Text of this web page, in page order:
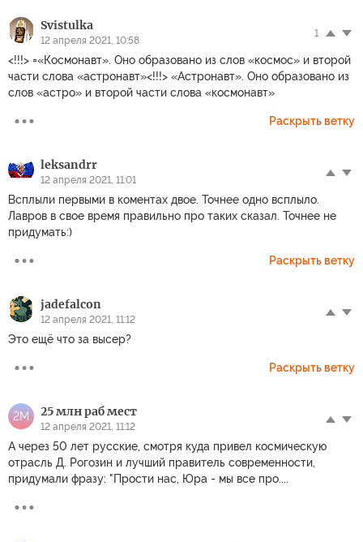
Svistulka
12 апреля 2021, 10:58
1
<!!!> =«Космонавт». Оно образовано из слов «космос» и второй
части слова «астронавт»<!!!> «Астронавт». Оно образовано из
слов «астро» и второй части слова «космонавт»
Раскрыть ветку
leksandrr
12 апреля 2021, 11:01
Всплыли первыми в коментах двое. Точнее одно всплыло.
Лавров в свое время правильно про таких сказал. Точнее не
придумать:)
Раскрыть ветку
jadefalcon
12 апреля 2021, 11:12
Это ещё что за высер?
Раскрыть ветку
2М 25 млн раб мест
12 апреля 2021, 11:12
А через 50 лет русские, смотря куда привел космическую
отрасль Д. Рогозин и лучший правитель современности,
придумали фразу: "Прости нас, Юра - мы все про....